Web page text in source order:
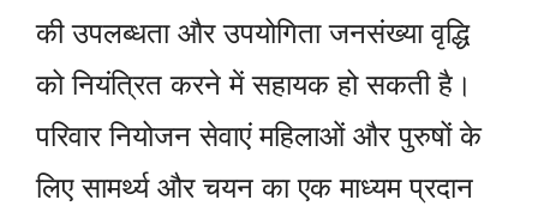
की उपलब्धता और उपयोगिता जनसंख्या वृद्धि
को नियंत्रित करने में सहायक हो सकती है।
परिवार नियोजन सेवाएं महिलाओं और पुरुषों के
लिए सामर्थ्य और चयन का एक माध्यम प्रदान